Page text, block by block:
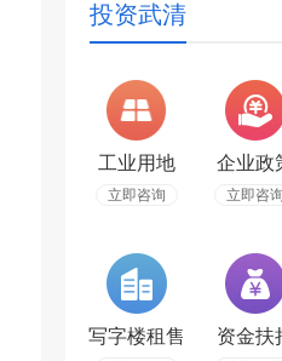
投资武清
工业用地
立即咨询
企业政
立即咨询
写字楼租售 资金扶